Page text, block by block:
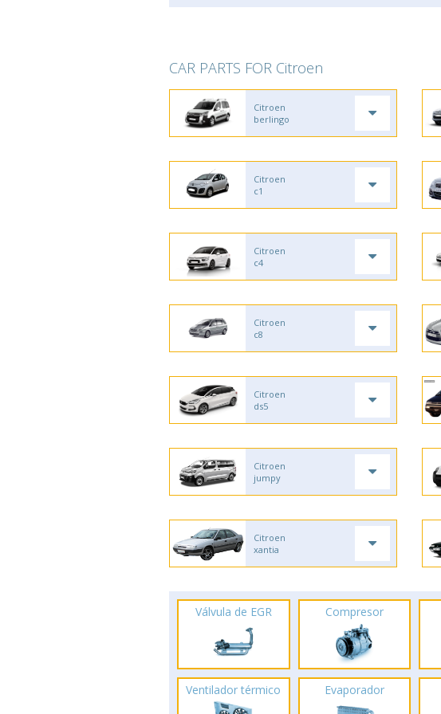
CAR PARTS FOR Citroen
Citroen
berlingo
Citroen
c1
Citroen
c4
Citroen
c8
Citroen
ds5
Citroen
jumpy
Citroen
xantia
Válvula de EGR Compresor
Ventilador térmico Evaporador